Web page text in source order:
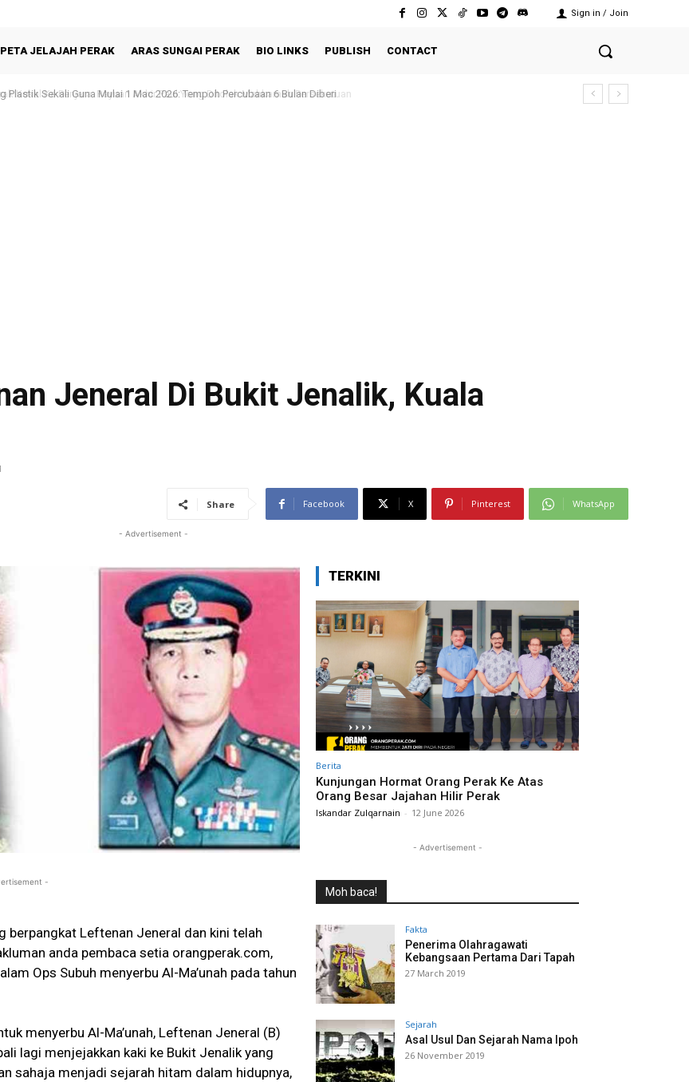
Sign in / Join
PETA JELAJAH PERAK ARAS SUNGAI PERAK BIO LINKS PUBLISH CONTACT
Plastik Sekali Guna Mulai 1 Mac 2026: Tempoh Percubaan 6 Bulan Diberi
Jeneral Di Bukit Jenalik, Kuala
Share Facebook X Pinterest WhatsApp
- Advertisement -
-
berpangkat Leftenan Jeneral dan kini telah
anda pembaca setia orangperak.com,
Ops Subuh menyerbu Al-Ma’unah pada tahun
menyerbu Al-Ma’unah, Leftenan Jeneral (B)
lagi menjejakkan kaki ke Bukit Jenalik yang
sahaja menjadi sejarah hitam dalam hidupnya,
TERKINI
Berita
Kunjungan Hormat Orang Perak Ke Atas
Orang Besar Jajahan Hilir Perak
Iskandar Zulqarnain - 12 June 2026
- Advertisement -
Moh baca!
Fakta
Penerima Olahragawati
Kebangsaan Pertama Dari Tapah
27 March 2019
Sejarah
Asal Usul Dan Sejarah Nama Ipoh
26 November 2019